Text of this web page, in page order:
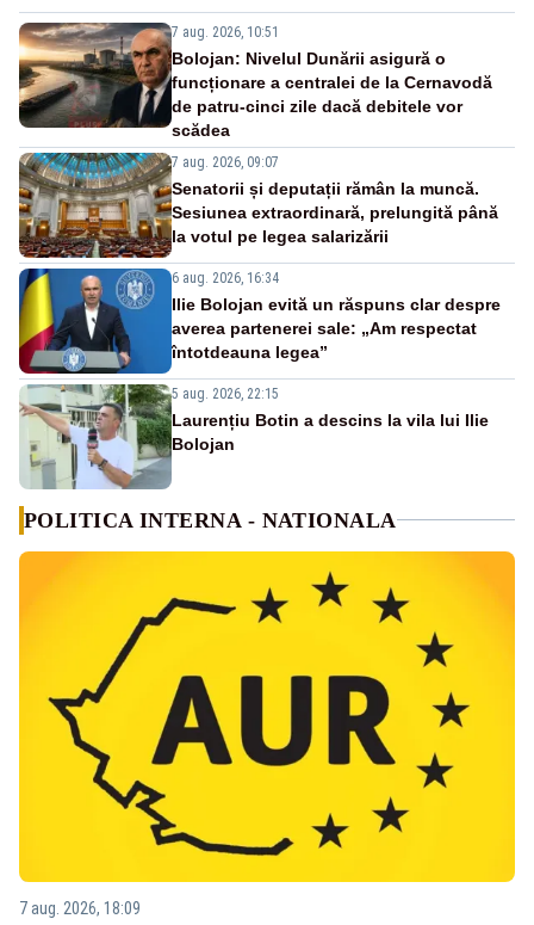
7 aug. 2026, 10:51
Bolojan: Nivelul Dunării asigură o
funcționare a centralei de la Cernavodă
de patru-cinci zile dacă debitele vor
scădea
7 aug. 2026, 09:07
Senatorii și deputații rămân la muncă.
Sesiunea extraordinară, prelungită până
la votul pe legea salarizării
6 aug. 2026, 16:34
Ilie Bolojan evită un răspuns clar despre
averea partenerei sale: „Am respectat
întotdeauna legea”
5 aug. 2026, 22:15
Laurențiu Botin a descins la vila lui Ilie
Bolojan
POLITICA INTERNA - NATIONALA
7 aug. 2026, 18:09